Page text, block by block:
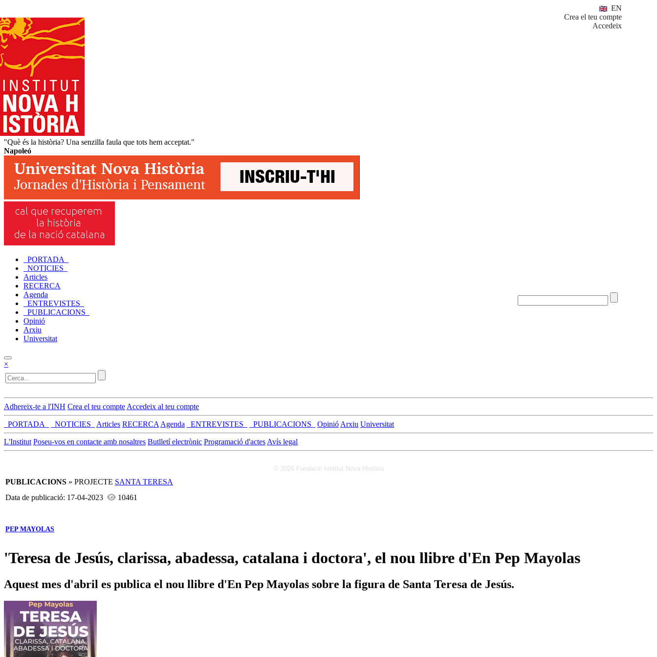
EN
Crea el teu compte
Accedeix
"Què és la història? Una senzilla faula que tots hem acceptat."
Napoleó
_PORTADA_
_NOTICIES_
Articles
RECERCA
Agenda
_ENTREVISTES_
_PUBLICACIONS_
Opinió
Arxiu
Universitat
×
Adhereix-te a l'INH Crea el teu compte Accedeix al teu compte
_PORTADA_ _NOTICIES_ Articles RECERCA Agenda _ENTREVISTES_ _PUBLICACIONS_ Opinió Arxiu Universitat
L'Institut Poseu-vos en contacte amb nosaltres Butlletí electrònic Programació d'actes Avís legal
© 2026 Fundació Institut Nova Història
PUBLICACIONS » PROJECTE SANTA TERESA
Data de publicació: 17-04-2023
10461
PEP MAYOLAS
'Teresa de Jesús, clarissa, abadessa, catalana i doctora', el nou llibre d'En Pep Mayolas
Aquest mes d'abril es publica el nou llibre d'En Pep Mayolas sobre la figura de Santa Teresa de Jesús.